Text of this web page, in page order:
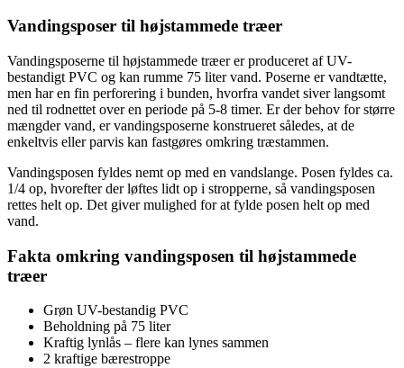
Vandingsposer til højstammede træer
Vandingsposerne til højstammede træer er produceret af UV-
bestandigt PVC og kan rumme 75 liter vand. Poserne er vandtætte,
men har en fin perforering i bunden, hvorfra vandet siver langsomt
ned til rodnettet over en periode på 5-8 timer. Er der behov for større
mængder vand, er vandingsposerne konstrueret således, at de
enkeltvis eller parvis kan fastgøres omkring træstammen.
Vandingsposen fyldes nemt op med en vandslange. Posen fyldes ca.
1/4 op, hvorefter der løftes lidt op i stropperne, så vandingsposen
rettes helt op. Det giver mulighed for at fylde posen helt op med
vand.
Fakta omkring vandingsposen til højstammede
træer
Grøn UV-bestandig PVC
Beholdning på 75 liter
Kraftig lynlås – flere kan lynes sammen
2 kraftige bærestroppe